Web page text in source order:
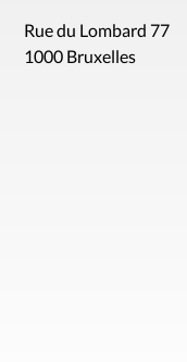
Rue du Lombard 77
1000 Bruxelles